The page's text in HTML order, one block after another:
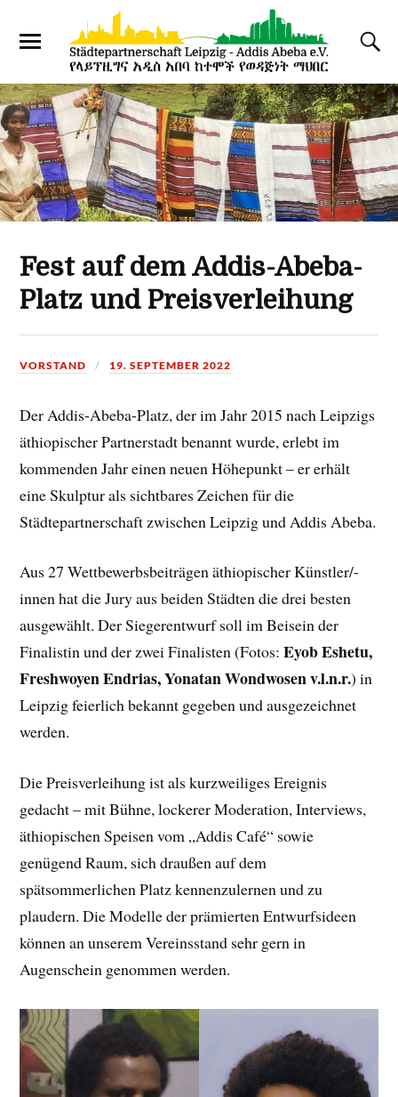
Fest auf dem Addis-Abeba-
Platz und Preisverleihung
VORSTAND 19. SEPTEMBER 2022
Der Addis-Abeba-Platz, der im Jahr 2015 nach Leipzigs
äthiopischer Partnerstadt benannt wurde, erlebt im
kommenden Jahr einen neuen Höhepunkt – er erhält
eine Skulptur als sichtbares Zeichen für die
Städtepartnerschaft zwischen Leipzig und Addis Abeba.
Aus 27 Wettbewerbsbeiträgen äthiopischer Künstler/-
innen hat die Jury aus beiden Städten die drei besten
ausgewählt. Der Siegerentwurf soll im Beisein der
Finalistin und der zwei Finalisten (Fotos:Eyob Eshetu,
Freshwoyen Endrias, Yonatan Wondwosenv.l.n.r.) in
Leipzig feierlich bekannt gegeben und ausgezeichnet
werden.
Die Preisverleihung ist als kurzweiliges Ereignis
gedacht – mit Bühne, lockerer Moderation, Interviews,
äthiopischen Speisen vom „Addis Café“ sowie
genügend Raum, sich draußen auf dem
spätsommerlichen Platz kennenzulernen und zu
plaudern. Die Modelle der prämierten Entwurfsideen
können an unserem Vereinsstand sehr gern in
Augenschein genommen werden.